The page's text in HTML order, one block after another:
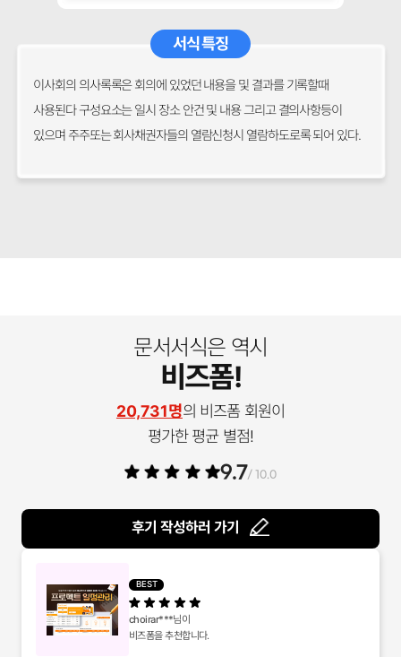
서식 특징
이사회의 의사록록은 회의에 있었던 내용을 및 결과를 기록할때
사용된다 구성요소는 일시 장소 안건 및 내용 그리고 결의사항등이
있으며 주주또는 회사채권자들의 열람신청시 열람하도로록 되어 있다.
문서서식은 역시
비즈폼!
20,731명의 비즈폼 회원이
평가한 평균 별점!
9.7/ 10.0
후기 작성하러 가기
BEST
choirar***님이
비즈폼을 추천합니다.